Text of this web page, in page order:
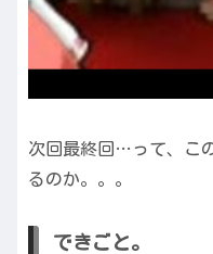
次回最終回…って、こ
るのか。。。
できごと。